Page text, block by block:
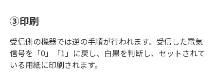
③印刷
受信側の機器では逆の手順が行われます。受信した電気
信号を「0」「1」に戻し、白黒を判断し、セットされて
いる用紙に印刷されます。